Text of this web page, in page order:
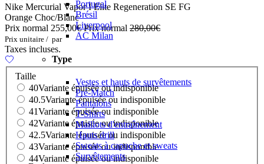
Portugal
Brésil
Liverpool
AC Milan
Type
Vestes et hauts de survêtements
Pré-Match
Pantalons
T-Shirts
Maillots d'entraînement
Hauts drill
Sweats à capuche et sweats
Survêtements
Nike Mercurial Vapor I Elite Regeneration SE FG
Orange Choc/Blanc
Prix normal 255,00€Prix normal 280,00€
Prix unitaire / par
Taxes incluses.
Taille
40Variante épuisée ou indisponible
40.5Variante épuisée ou indisponible
41Variante épuisée ou indisponible
42Variante épuisée ou indisponible
42.5Variante épuisée ou indisponible
43Variante épuisée ou indisponible
44Variante épuisée ou indisponible